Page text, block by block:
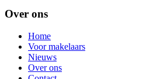
Over ons
Home
Voor makelaars
Nieuws
Over ons